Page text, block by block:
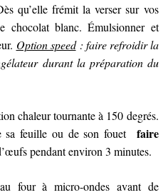
qu’elle frémit la verser sur vos
chocolat blanc. Émulsionner et
Option speed: faire refroidir la
durant la préparation du
chaleur tournante à 150 degrés.
feuille ou de son fouet faire
pendant environ 3 minutes.
four à micro-ondes avant de